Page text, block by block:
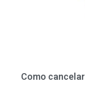
Como